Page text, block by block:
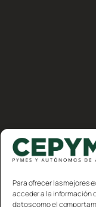
Para ofrecer las mejores
acceder a la información
datos como el